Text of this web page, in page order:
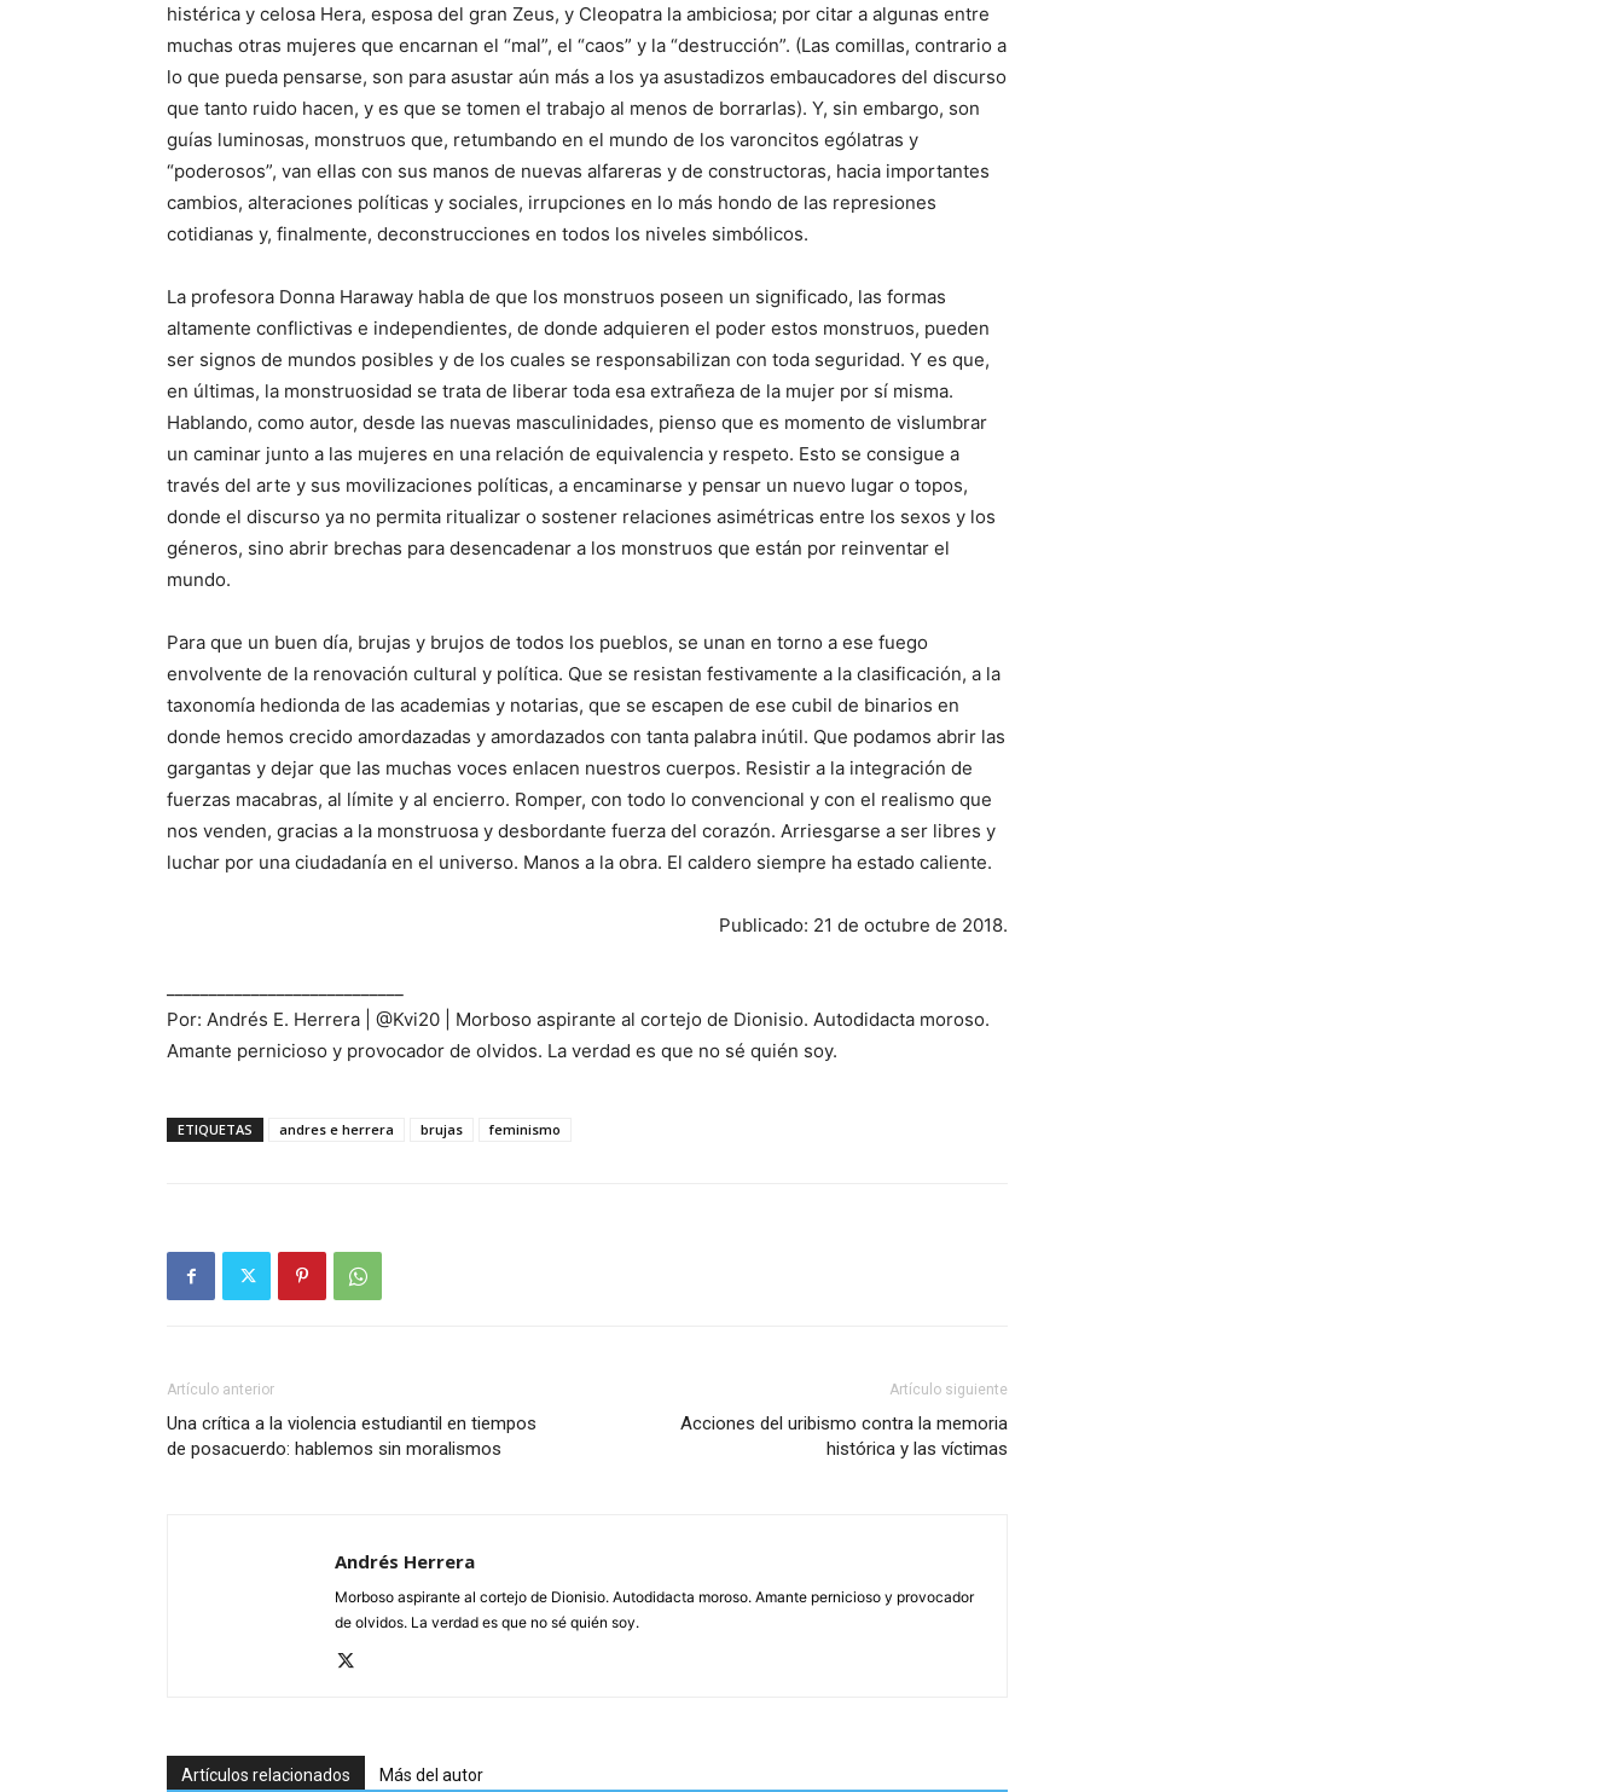
histérica y celosa Hera, esposa del gran Zeus, y Cleopatra la ambiciosa; por citar a algunas entre
muchas otras mujeres que encarnan el “mal”, el “caos” y la “destrucción”. (Las comillas, contrario a
lo que pueda pensarse, son para asustar aún más a los ya asustadizos embaucadores del discurso
que tanto ruido hacen, y es que se tomen el trabajo al menos de borrarlas). Y, sin embargo, son
guías luminosas, monstruos que, retumbando en el mundo de los varoncitos ególatras y
“poderosos”, van ellas con sus manos de nuevas alfareras y de constructoras, hacia importantes
cambios, alteraciones políticas y sociales, irrupciones en lo más hondo de las represiones
cotidianas y, finalmente, deconstrucciones en todos los niveles simbólicos.
La profesora Donna Haraway habla de que los monstruos poseen un significado, las formas
altamente conflictivas e independientes, de donde adquieren el poder estos monstruos, pueden
ser signos de mundos posibles y de los cuales se responsabilizan con toda seguridad. Y es que,
en últimas, la monstruosidad se trata de liberar toda esa extrañeza de la mujer por sí misma.
Hablando, como autor, desde las nuevas masculinidades, pienso que es momento de vislumbrar
un caminar junto a las mujeres en una relación de equivalencia y respeto. Esto se consigue a
través del arte y sus movilizaciones políticas, a encaminarse y pensar un nuevo lugar o topos,
donde el discurso ya no permita ritualizar o sostener relaciones asimétricas entre los sexos y los
géneros, sino abrir brechas para desencadenar a los monstruos que están por reinventar el
mundo.
Para que un buen día, brujas y brujos de todos los pueblos, se unan en torno a ese fuego
envolvente de la renovación cultural y política. Que se resistan festivamente a la clasificación, a la
taxonomía hedionda de las academias y notarias, que se escapen de ese cubil de binarios en
donde hemos crecido amordazadas y amordazados con tanta palabra inútil. Que podamos abrir las
gargantas y dejar que las muchas voces enlacen nuestros cuerpos. Resistir a la integración de
fuerzas macabras, al límite y al encierro. Romper, con todo lo convencional y con el realismo que
nos venden, gracias a la monstruosa y desbordante fuerza del corazón. Arriesgarse a ser libres y
luchar por una ciudadanía en el universo. Manos a la obra. El caldero siempre ha estado caliente.
Publicado: 21 de octubre de 2018.
Por: Andrés E. Herrera | @Kvi20 | Morboso aspirante al cortejo de Dionisio. Autodidacta moroso.
Amante pernicioso y provocador de olvidos. La verdad es que no sé quién soy.
ETIQUETAS andres e herrera brujas feminismo
Artículo anterior
Una crítica a la violencia estudiantil en tiempos
de posacuerdo: hablemos sin moralismos
Artículo siguiente
Acciones del uribismo contra la memoria
histórica y las víctimas
Andrés Herrera
Morboso aspirante al cortejo de Dionisio. Autodidacta moroso. Amante pernicioso y provocador
de olvidos. La verdad es que no sé quién soy.
Artículos relacionados Más del autor